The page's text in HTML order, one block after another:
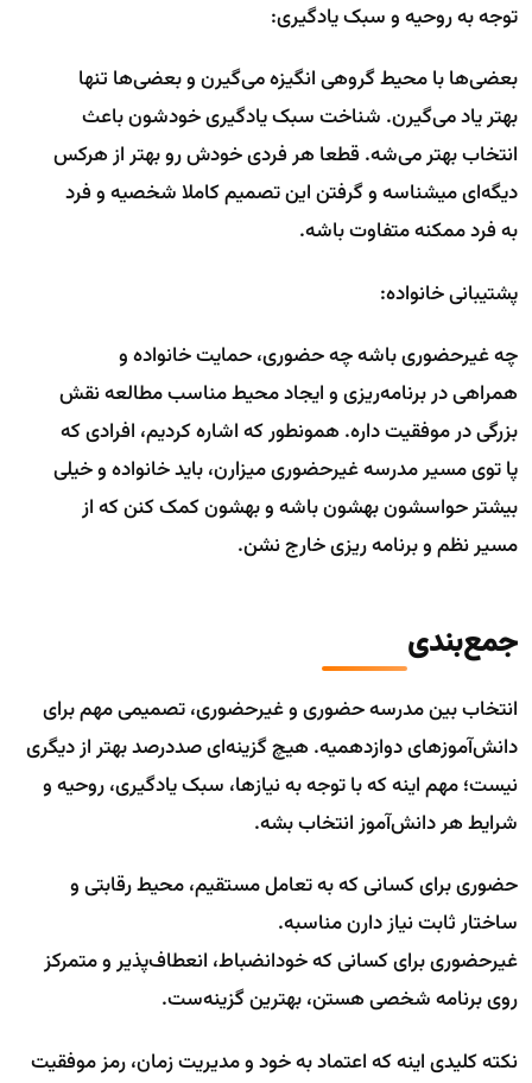
توجه به روحیه و سبک یادگیری:
بعضی‌ها با محیط گروهی انگیزه می‌گیرن و بعضی‌ها تنها
بهتر یاد می‌گیرن. شناخت سبک یادگیری خودشون باعث
انتخاب بهتر می‌شه. قطعا هر فردی خودش رو بهتر از هرکس
دیگه‌ای میشناسه و گرفتن این تصمیم کاملا شخصیه و فرد
به فرد ممکنه متفاوت باشه.
پشتیبانی خانواده:
چه غیرحضوری باشه چه حضوری، حمایت خانواده و
همراهی در برنامه‌ریزی و ایجاد محیط مناسب مطالعه نقش
بزرگی در موفقیت داره. همونطور که اشاره کردیم، افرادی که
پا توی مسیر مدرسه غیرحضوری میزارن، باید خانواده و خیلی
بیشتر حواسشون بهشون باشه و بهشون کمک کنن که از
مسیر نظم و برنامه ریزی خارج نشن.
جمع‌بندی
انتخاب بین مدرسه حضوری و غیرحضوری، تصمیمی مهم برای
دانش‌آموزهای دوازدهمیه. هیچ گزینه‌ای صددرصد بهتر از دیگری
نیست؛ مهم اینه که با توجه به نیازها، سبک یادگیری، روحیه و
شرایط هر دانش‌آموز انتخاب بشه.
حضوری برای کسانی که به تعامل مستقیم، محیط رقابتی و
ساختار ثابت نیاز دارن مناسبه.
غیرحضوری برای کسانی که خودانضباط، انعطاف‌پذیر و متمرکز
روی برنامه شخصی هستن، بهترین گزینه‌ست.
نکته کلیدی اینه که اعتماد به خود و مدیریت زمان، رمز موفقیت